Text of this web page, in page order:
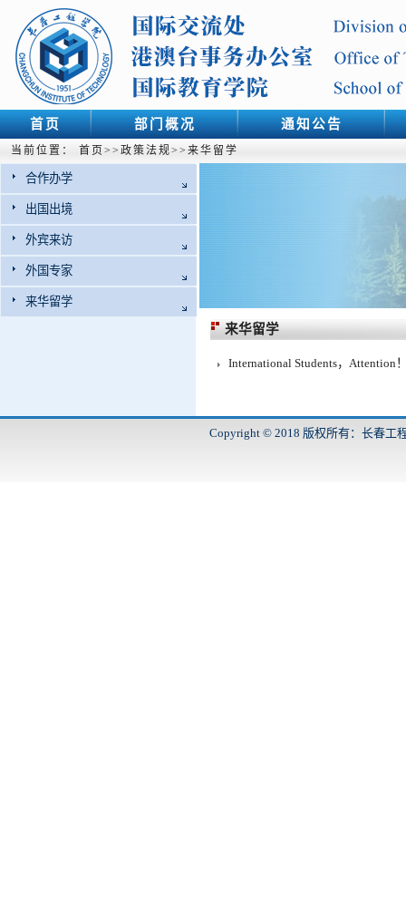
首页 部门概况 通知公告
当前位置： 首页 >> 政策法规>> 来华留学
合作办学
出国出境
外宾来访
外国专家
来华留学
来华留学
International Students，Attention
Copyright © 2018 版权所有：长春工